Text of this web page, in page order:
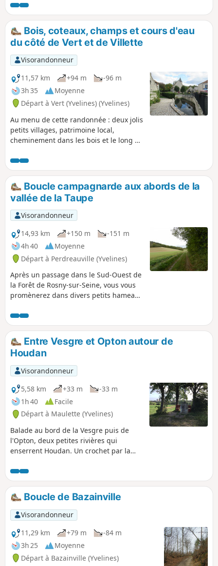
styles gothique et renaissance, un
donjon ... Ce parcours urbain part à la
découverte de ce riche patrimoine, en
empruntant rues, ruelles, sentes et
sentiers en bordure de rivière.
Bois, coteaux, champs et cours d'eau
du côté de Vert et de Villette
Visorandonneur
11,57 km
+94 m
-96 m
3h 35
Moyenne
Départ à Vert (Yvelines) (Yvelines)
Au menu de cette randonnée : deux jolis
petits villages, patrimoine local,
cheminement dans les bois et le long de
Boucle campagnarde aux abords de la
vallée de la Taupe
Visorandonneur
14,93 km
+150 m
-151 m
4h 40
Moyenne
Départ à Perdreauville (Yvelines)
Après un passage dans le Sud-Ouest de
la Forêt de Rosny-sur-Seine, vous vous
promènerez dans divers petits hameaux
Entre Vesgre et Opton autour de
Houdan
Visorandonneur
5,58 km
+33 m
-33 m
1h 40
Facile
Départ à Maulette (Yvelines)
Balade au bord de la Vesgre puis de
l'Opton, deux petites rivières qui
enserrent Houdan. Un crochet par la
donjon et l'église de Houdan.
Boucle de Bazainville
Visorandonneur
11,29 km
+79 m
-84 m
3h 25
Moyenne
Départ à Bazainville (Yvelines)